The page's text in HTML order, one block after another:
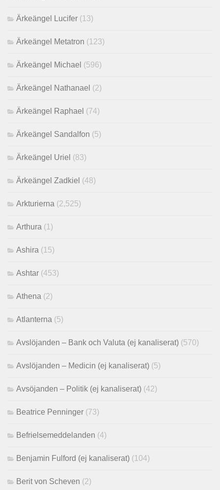
Ärkeängel Lucifer (13)
Ärkeängel Metatron (123)
Ärkeängel Michael (596)
Ärkeängel Nathanael (2)
Ärkeängel Raphael (74)
Ärkeängel Sandalfon (5)
Ärkeängel Uriel (83)
Ärkeängel Zadkiel (48)
Arkturierna (2,525)
Arthura (1)
Ashira (15)
Ashtar (453)
Athena (2)
Atlanterna (5)
Avslöjanden – Bank och Valuta (ej kanaliserat) (570)
Avslöjanden – Medicin (ej kanaliserat) (5)
Avsöjanden – Politik (ej kanaliserat) (42)
Beatrice Penninger (73)
Befrielsemeddelanden (4)
Benjamin Fulford (ej kanaliserat) (104)
Berit von Scheven (2)